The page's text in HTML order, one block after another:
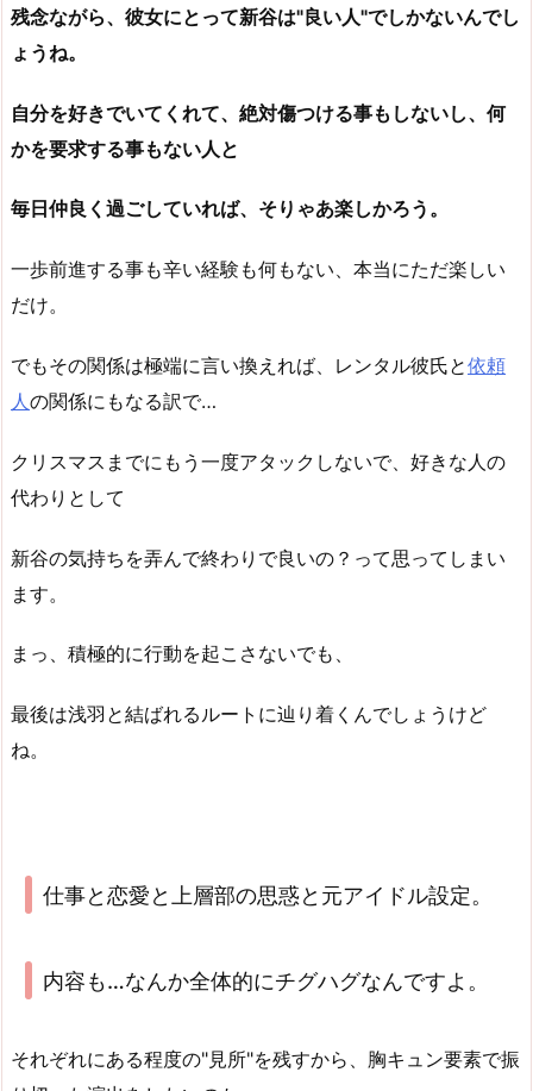
残念ながら、彼女にとって新谷は"良い人"でしかないんでし
ょうね。
自分を好きでいてくれて、絶対傷つける事もしないし、何
かを要求する事もない人と
毎日仲良く過ごしていれば、そりゃあ楽しかろう。
一歩前進する事も辛い経験も何もない、本当にただ楽しい
だけ。
でもその関係は極端に言い換えれば、レンタル彼氏と依頼
人の関係にもなる訳で…
クリスマスまでにもう一度アタックしないで、好きな人の
代わりとして
新谷の気持ちを弄んで終わりで良いの？って思ってしまい
ます。
まっ、積極的に行動を起こさないでも、
最後は浅羽と結ばれるルートに辿り着くんでしょうけど
ね。
仕事と恋愛と上層部の思惑と元アイドル設定。
内容も…なんか全体的にチグハグなんですよ。
それぞれにある程度の"見所"を残すから、胸キュン要素で振